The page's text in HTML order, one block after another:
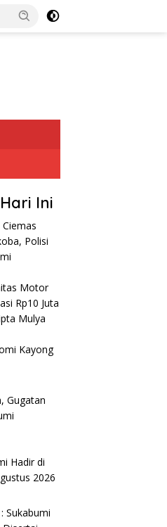
Ini
Polisi
Motor
Rp10 Juta
Mulya
Kayong
Gugatan
Hadir di
2026
Sukabumi